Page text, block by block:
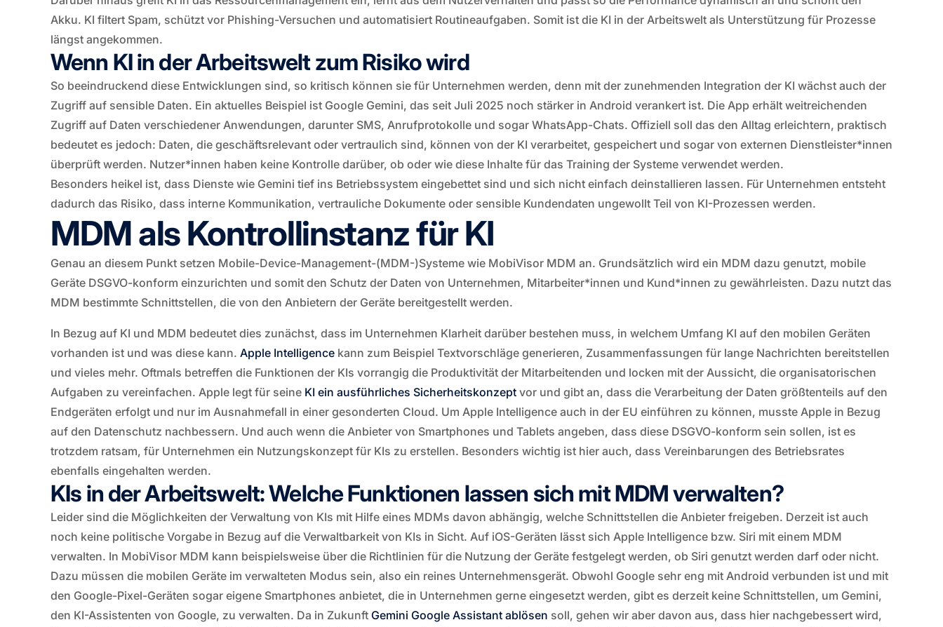
Akku. KI filtert Spam, schützt vor Phishing-Versuchen und automatisiert Routineaufgaben. Somit ist die KI in der Arbeitswelt als Unterstützung für Prozesse
längst angekommen.
Wenn KI in der Arbeitswelt zum Risiko wird
So beeindruckend diese Entwicklungen sind, so kritisch können sie für Unternehmen werden, denn mit der zunehmenden Integration der KI wächst auch der
Zugriff auf sensible Daten. Ein aktuelles Beispiel ist Google Gemini, das seit Juli 2025 noch stärker in Android verankert ist. Die App erhält weitreichenden
Zugriff auf Daten verschiedener Anwendungen, darunter SMS, Anrufprotokolle und sogar WhatsApp-Chats. Offiziell soll das den Alltag erleichtern, praktisch
bedeutet es jedoch: Daten, die geschäftsrelevant oder vertraulich sind, können von der KI verarbeitet, gespeichert und sogar von externen Dienstleister*innen
überprüft werden. Nutzer*innen haben keine Kontrolle darüber, ob oder wie diese Inhalte für das Training der Systeme verwendet werden.
Besonders heikel ist, dass Dienste wie Gemini tief ins Betriebssystem eingebettet sind und sich nicht einfach deinstallieren lassen. Für Unternehmen entsteht
dadurch das Risiko, dass interne Kommunikation, vertrauliche Dokumente oder sensible Kundendaten ungewollt Teil von KI-Prozessen werden.
MDM als Kontrollinstanz für KI
Genau an diesem Punkt setzen Mobile-Device-Management-(MDM-)Systeme wie MobiVisor MDM an. Grundsätzlich wird ein MDM dazu genutzt, mobile
Geräte DSGVO-konform einzurichten und somit den Schutz der Daten von Unternehmen, Mitarbeiter*innen und Kund*innen zu gewährleisten. Dazu nutzt das
MDM bestimmte Schnittstellen, die von den Anbietern der Geräte bereitgestellt werden.
In Bezug auf KI und MDM bedeutet dies zunächst, dass im Unternehmen Klarheit darüber bestehen muss, in welchem Umfang KI auf den mobilen Geräten
vorhanden ist und was diese kann. Apple Intelligence kann zum Beispiel Textvorschläge generieren, Zusammenfassungen für lange Nachrichten bereitstellen
und vieles mehr. Oftmals betreffen die Funktionen der KIs vorrangig die Produktivität der Mitarbeitenden und locken mit der Aussicht, die organisatorischen
Aufgaben zu vereinfachen. Apple legt für seine KI ein ausführliches Sicherheitskonzept vor und gibt an, dass die Verarbeitung der Daten größtenteils auf den
Endgeräten erfolgt und nur im Ausnahmefall in einer gesonderten Cloud. Um Apple Intelligence auch in der EU einführen zu können, musste Apple in Bezug
auf den Datenschutz nachbessern. Und auch wenn die Anbieter von Smartphones und Tablets angeben, dass diese DSGVO-konform sein sollen, ist es
trotzdem ratsam, für Unternehmen ein Nutzungskonzept für KIs zu erstellen. Besonders wichtig ist hier auch, dass Vereinbarungen des Betriebsrates
ebenfalls eingehalten werden.
KIs in der Arbeitswelt: Welche Funktionen lassen sich mit MDM verwalten?
Leider sind die Möglichkeiten der Verwaltung von KIs mit Hilfe eines MDMs davon abhängig, welche Schnittstellen die Anbieter freigeben. Derzeit ist auch
noch keine politische Vorgabe in Bezug auf die Verwaltbarkeit von KIs in Sicht. Auf iOS-Geräten lässt sich Apple Intelligence bzw. Siri mit einem MDM
verwalten. In MobiVisor MDM kann beispielsweise über die Richtlinien für die Nutzung der Geräte festgelegt werden, ob Siri genutzt werden darf oder nicht.
Dazu müssen die mobilen Geräte im verwalteten Modus sein, also ein reines Unternehmensgerät. Obwohl Google sehr eng mit Android verbunden ist und mit
den Google-Pixel-Geräten sogar eigene Smartphones anbietet, die in Unternehmen gerne eingesetzt werden, gibt es derzeit keine Schnittstellen, um Gemini,
den KI-Assistenten von Google, zu verwalten. Da in Zukunft Gemini Google Assistant ablösen soll, gehen wir aber davon aus, dass hier nachgebessert wird,